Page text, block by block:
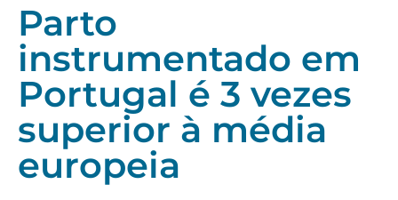
Parto
instrumentado em
Portugal é 3 vezes
superior à média
europeia